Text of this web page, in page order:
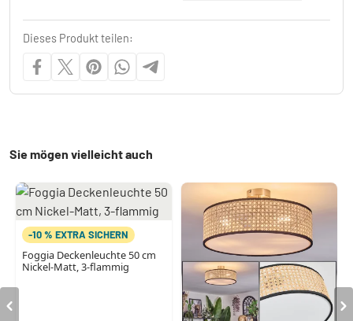
Dieses Produkt teilen:
Sie mögen vielleicht auch
-10 % EXTRA SICHERN
Foggia Deckenleuchte 50 cm
Nickel-Matt, 3-flammig